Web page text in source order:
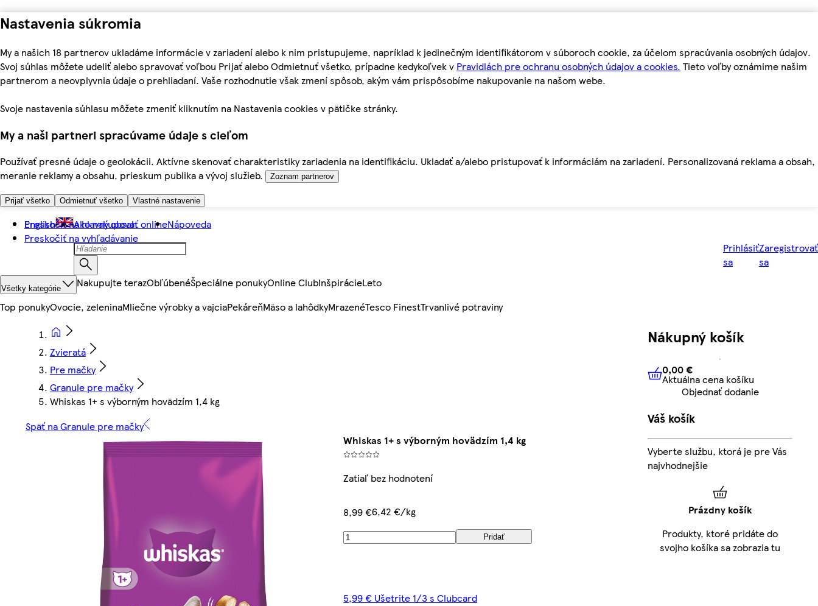
Nastavenia súkromia
My a našich 18 partnerov ukladáme informácie v zariadení alebo k nim pristupujeme, napríklad k jedinečným identifikátorom v súboroch cookie, za účelom spracúvania osobných údajov.
Svoj súhlas môžete udeliť alebo spravovať voľbou Prijať alebo Odmietnuť všetko, prípadne kedykoľvek v Pravidlách pre ochranu osobných údajov a cookies. Tieto voľby oznámime našim
partnerom a neovplyvnia údaje o prehliadaní. Vaše rozhodnutie však zmení spôsob, akým vám prispôsobíme nakupovanie na našom webe.
Svoje nastavenia súhlasu môžete zmeniť kliknutím na Nastavenia cookies v pätičke stránky.
My a naši partneri spracúvame údaje s cieľom
Používať presné údaje o geolokácii. Aktívne skenovať charakteristiky zariadenia na identifikáciu. Ukladať a/alebo pristupovať k informáciám na zariadení. Personalizovaná reklama a obsah,
meranie reklamy a obsahu, prieskum publika a vývoj služieb.
Zoznam partnerov
Prijať všetko Odmietnuť všetko Vlastné nastavenie
Preskočiť na hlavný obsah
Preskočiť na vyhľadávanie
English Ako nakupovať onlineNápoveda
Prihlásiť
sa
Zaregistrovať
sa
Všetky kategórie Nakupujte terazObľúbenéŠpeciálne ponukyOnline ClubInšpirácieLeto
Top ponukyOvocie, zeleninaMliečne výrobky a vajciaPekáreňMäso a lahôdkyMrazenéTesco FinestTrvanlivé potraviny
Zvieratá
Pre mačky
Granule pre mačky
Whiskas 1+ s výborným hovädzím 1,4 kg
Späť na Granule pre mačky
Whiskas 1+ s výborným hovädzím 1,4 kg
Zatiaľ bez hodnotení
8,99 €6,42 €/kg
Pridať
5,99 € Ušetrite 1/3 s Clubcard
Nákupný košík
0,00 € Aktuálna cena košíku
0,00 €
Aktuálna cena košíku
Objednať dodanie
Váš košík
Vyberte službu, ktorá je pre Vás
najvhodnejšie
Prázdny košík
Produkty, ktoré pridáte do
svojho košíka sa zobrazia tu